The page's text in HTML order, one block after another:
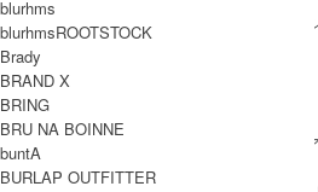
OTHER SHOES
/ その他
GOODS
GOODS ALL ITEM
/ 帽子・ヘッドウェア
BAG
blurhms
blurhmsROOTSTOCK
Brady
BRAND X
BRING
BRU NA BOINNE
buntA
BURLAP OUTFITTER